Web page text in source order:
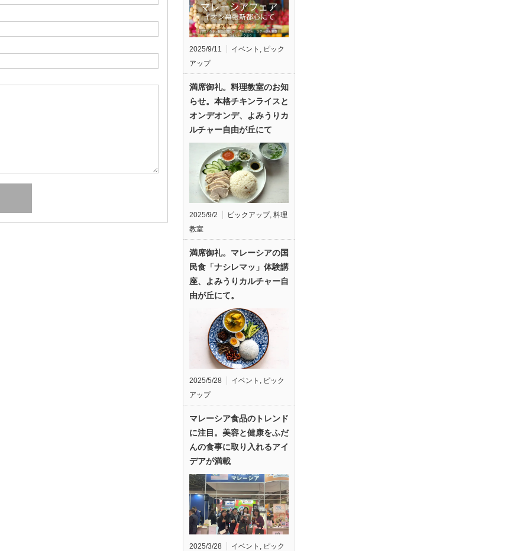
2025/9/11 イベント , ピック
アップ
満席御礼。料理教室のお知
らせ。本格チキンライスと
オンデオンデ、よみうりカ
ルチャー自由が丘にて
2025/9/2 ピックアップ, 料理
教室
満席御礼。マレーシアの国
民食「ナシレマッ」体験講
座、よみうりカルチャー自
由が丘にて。
2025/5/28 イベント , ピック
アップ
マレーシア食品のトレンド
に注目。美容と健康をふだ
んの食事に取り入れるアイ
デアが満載
2025/3/28 イベント
ピック